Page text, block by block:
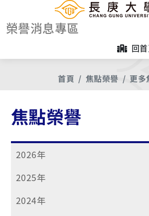
榮譽消息專區
回
首頁 焦點榮譽 更多
焦點榮譽
2026年
2025年
2024年